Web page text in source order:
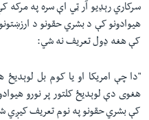
سرکاري رېډیو آر ټي‌ اې سره په مرکه
هیوادونو کې د بشري حقونو د
کې هغه ډول تعریف نه شي:
"دا چې امریکا او یا کوم بل
هغوی دې لوېدیځ کلتور پر نورو
کې بشري حقونو په نوم تعریف کيږي